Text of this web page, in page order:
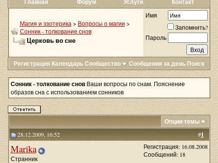
Главная Форум Услуги Контакт
Магия и эзотерика > Вопросы о магии >
Сонник - толкование снов
Церковь во сне
Имя
Запомнить?
Пароль
Регистрация КалендарьСообщество Сообщения за день Поиск
Сонник - толкование снов Ваши вопросы по снам. Пояснение
образов сна с использованием сонников
Опции темы
#1
28.12.2009, 16:52
Marika
Странник
Регистрация: 16.08.2008
Сообщений: 18